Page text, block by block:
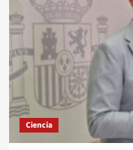
para
Carboneras
hasta
6,1
millones
en
ayudas
para
proyectos
Ciencia